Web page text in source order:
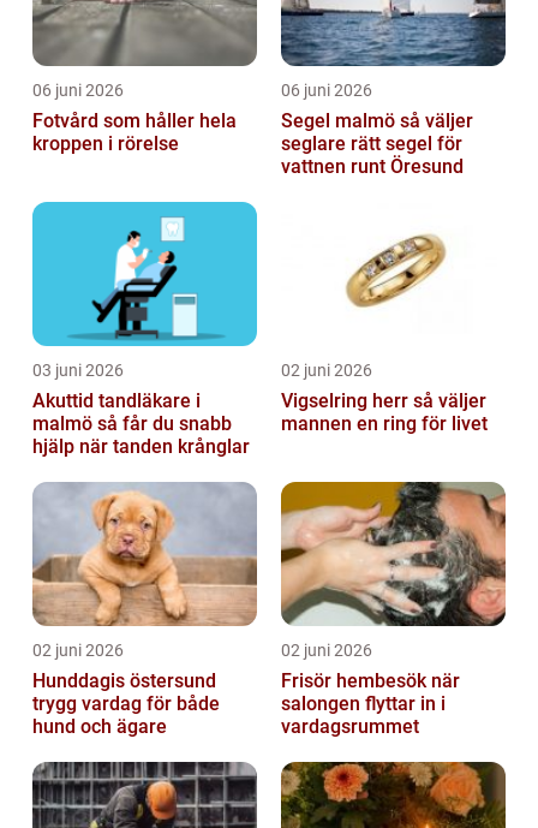
06 juni 2026
Fotvård som håller hela
kroppen i rörelse
06 juni 2026
Segel malmö så väljer
seglare rätt segel för
vattnen runt Öresund
03 juni 2026
Akuttid tandläkare i
malmö så får du snabb
hjälp när tanden krånglar
02 juni 2026
Vigselring herr så väljer
mannen en ring för livet
02 juni 2026
Hunddagis östersund
trygg vardag för både
hund och ägare
02 juni 2026
Frisör hembesök när
salongen flyttar in i
vardagsrummet